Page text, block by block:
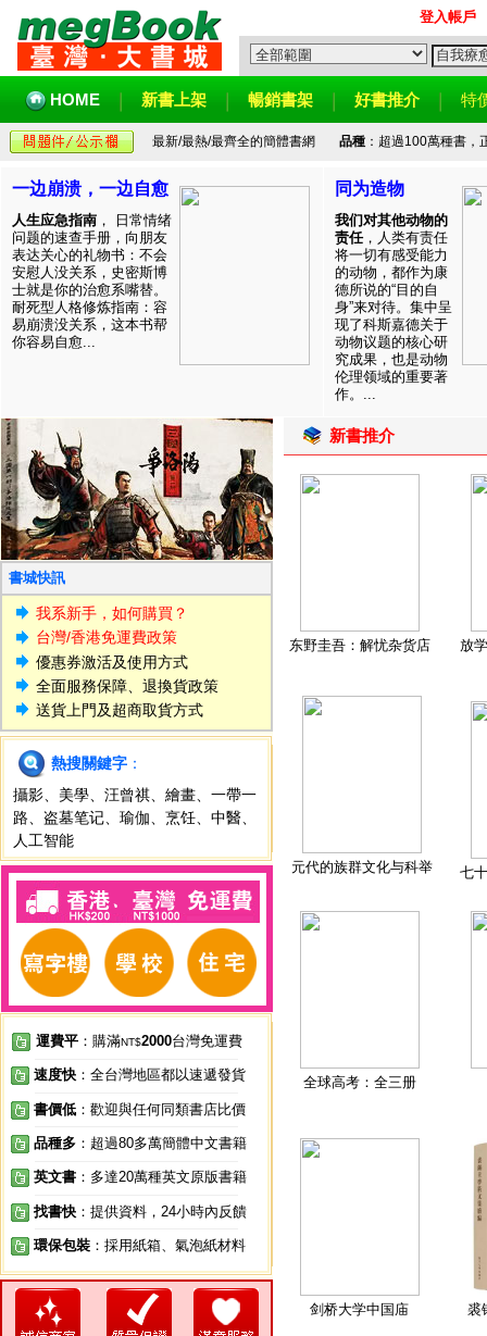
登入帳戶
HOME 新書上架 暢銷書架 好書推介 特
最新/最熱/最齊全的簡體書網 品種：超過100萬種書，
一边崩溃，一边自愈
人生应急指南 ， 日常情绪
问题的速查手册，向朋友
表达关心的礼物书：不会
安慰人没关系，史密斯博
士就是你的治愈系嘴替。
耐死型人格修炼指南：容
易崩溃没关系，这本书帮
你容易自愈...
同为造物
我们对其他动物的
责任，人类有责任
将一切有感受能力
的动物，都作为康
德所说的“目的自
身”来对待。集中呈
现了科斯嘉德关于
动物议题的核心研
究成果，也是动物
伦理领域的重要著
作。...
書城快訊
我系新手，如何購買？
台灣/香港免運費政策
優惠券激活及使用方式
全面服務保障、退換貨政策
送貨上門及超商取貨方式
熱搜關鍵字 ：
攝影
美學 汪曾祺 繪畫
一帶一
路
盗墓笔记 瑜伽 烹饪 中醫
人工智能
運費平 ：購滿NT$2000台灣免運費
速度快 ：全台灣地區都以速遞發貨
書價低 ：歡迎與任何同類書店比價
品種多 ：超過80多萬簡體中文書籍
英文書 ：多達20萬種英文原版書籍
找書快 ：提供資料，24小時內反饋
環保包裝 ：採用紙箱、氣泡紙材料
新書推介
东野圭吾：解忧杂货店 放
元代的族群文化与科举 七
全球高考：全三册
剑桥大学中国庙 裘